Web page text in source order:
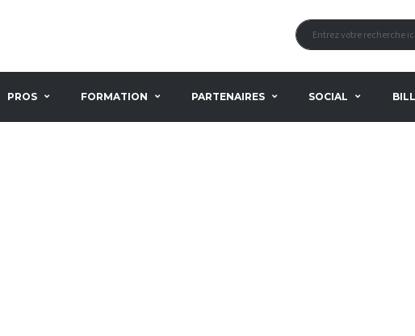
PROS FORMATION PARTENAIRES SOCIAL